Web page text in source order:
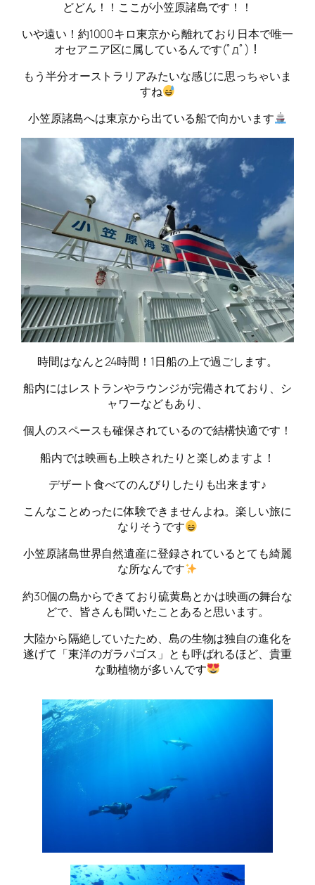
どどん！！ここが小笠原諸島です！！
いや遠い！約1000キロ東京から離れており日本で唯一
オセアニア区に属しているんです(ﾟдﾟ)！
もう半分オーストラリアみたいな感じに思っちゃいま
すね
小笠原諸島へは東京から出ている船で向かいます
時間はなんと24時間！1日船の上で過ごします。
船内にはレストランやラウンジが完備されており、シ
ャワーなどもあり、
個人のスペースも確保されているので結構快適です！
船内では映画も上映されたりと楽しめますよ！
デザート食べてのんびりしたりも出来ます♪
こんなことめったに体験できませんよね。楽しい旅に
なりそうです
小笠原諸島世界自然遺産に登録されているとても綺麗
な所なんです
約30個の島からできており硫黄島とかは映画の舞台な
どで、皆さんも聞いたことあると思います。
大陸から隔絶していたため、島の生物は独自の進化を
遂げて「東洋のガラパゴス」とも呼ばれるほど、貴重
な動植物が多いんです